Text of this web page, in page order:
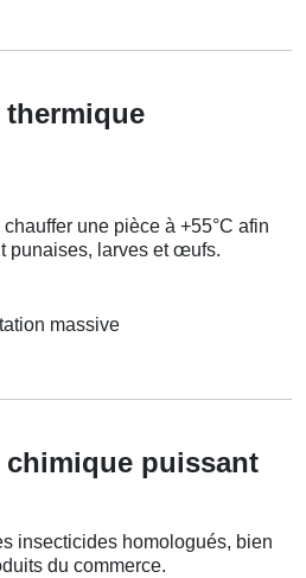
thermique
une pièce à +55°C afin
punaises, larves et œufs.
massive
chimique puissant
insecticides homologués, bien
du commerce.